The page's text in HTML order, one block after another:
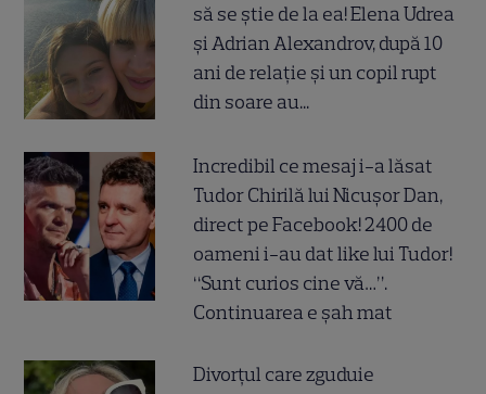
să se știe de la ea! Elena Udrea
și Adrian Alexandrov, după 10
ani de relație și un copil rupt
din soare au...
Incredibil ce mesaj i-a lăsat
Tudor Chirilă lui Nicușor Dan,
direct pe Facebook! 2400 de
oameni i-au dat like lui Tudor!
“Sunt curios cine vă…”.
Continuarea e șah mat
Divorțul care zguduie